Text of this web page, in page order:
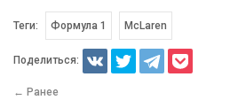
Теги: Формула 1 McLaren
Поделиться:
← Ранее